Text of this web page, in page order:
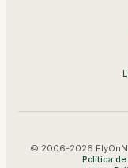
© 2006-2026
Política